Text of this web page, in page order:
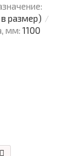
размер)
мм: 1100